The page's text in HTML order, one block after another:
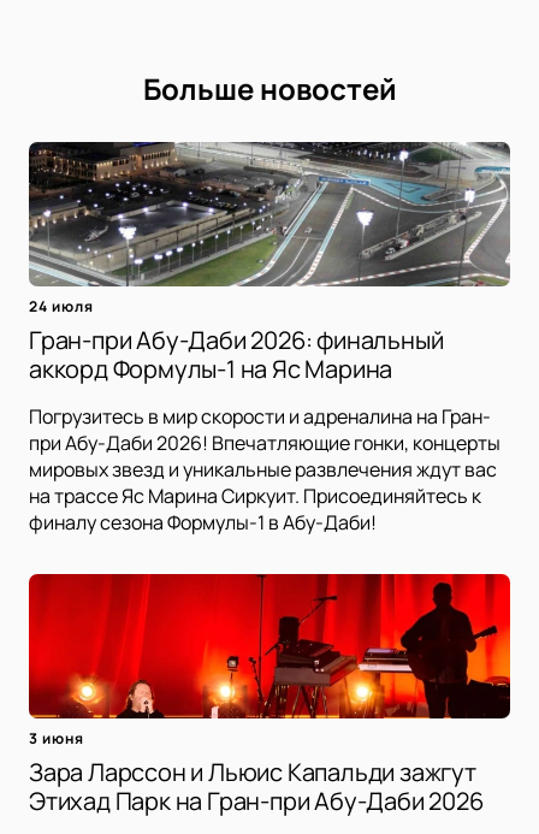
Больше новостей
24 июля
Гран-при Абу-Даби 2026: финальный
аккорд Формулы-1 на Яс Марина
Погрузитесь в мир скорости и адреналина на Гран-
при Абу-Даби 2026! Впечатляющие гонки, концерты
мировых звезд и уникальные развлечения ждут вас
на трассе Яс Марина Сиркуит. Присоединяйтесь к
финалу сезона Формулы-1 в Абу-Даби!
3 июня
Зара Ларссон и Льюис Капальди зажгут
Этихад Парк на Гран-при Абу-Даби 2026